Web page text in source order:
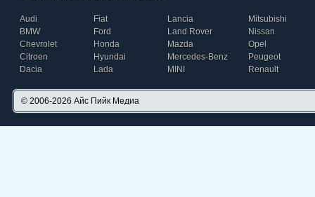
Audi
BMW
Chevrolet
Citroen
Dacia
Fiat
Ford
Honda
Hyundai
Lada
Lancia
Land Rover
Mazda
Mercedes-Benz
MINI
Mitsubishi
Nissan
Opel
Peugeot
Renault
© 2006-2026 Айс Пийк Медиа